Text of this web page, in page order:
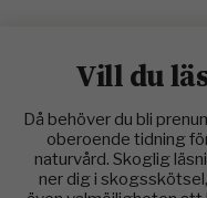
Vill du
Då behöver du bli
oberoende tidning
naturvård. Skoglig
ner dig i